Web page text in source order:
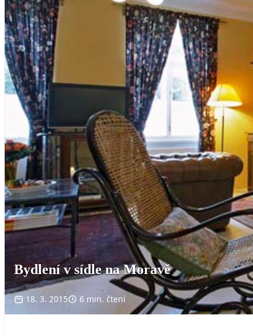
Bydlení v sídle na Moravě
18. 3. 2015 6 min. čtení